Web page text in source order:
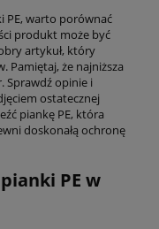
PE, warto porównać
produkt może być
artykuł, który
Pamiętaj, że najniższa
Sprawdź opinie i
ostatecznej
piankę PE, która
doskonałą ochronę
PE w